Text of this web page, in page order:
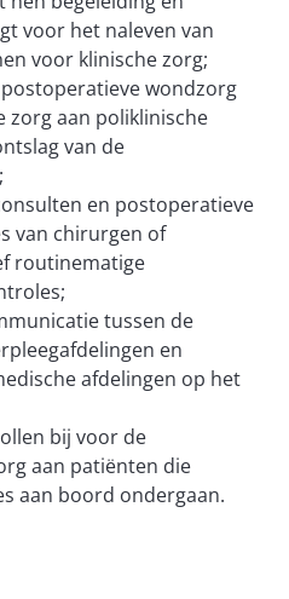
voor het naleven van
voor klinische zorg;
wondzorg
zorg aan poliklinische
van de
en postoperatieve
van chirurgen of
routinematige
tussen de
en
afdelingen op het
bij voor de
aan patiënten die
aan boord ondergaan.